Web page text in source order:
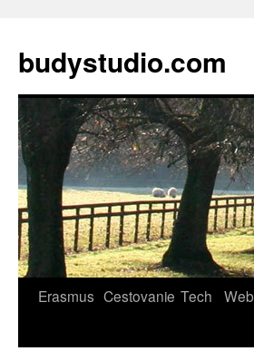
budystudio.com
Skip
Erasmus Cestovanie Tech Web